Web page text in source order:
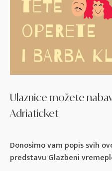
Ulaznice možete
Adriaticket
Donosimo vam popis svih
predstavu Glazbeni